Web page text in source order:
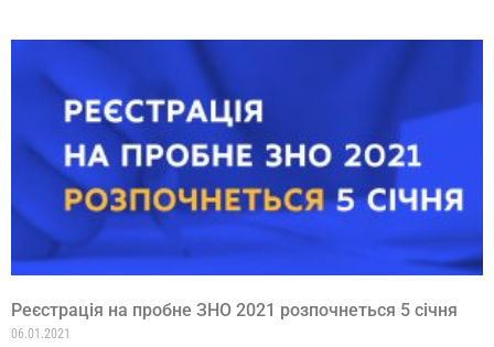
Реєстрація на пробне ЗНО 2021 розпочнеться 5 січня
06.01.2021